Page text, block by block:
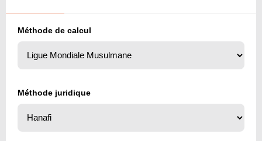
Méthode de calcul
Méthode juridique